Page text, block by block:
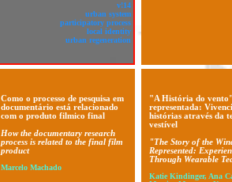
v!14
urban system
participatory process
local identity
urban regeneration
Como o processo de pesquisa em
documentário está relacionado
com o produto filmico final
How the documentary research
process is related to the final film
product
Marcelo Machado
"A História do
representada:
histórias através da
vestível
"The Story of the
Represented:
Through Wearable
Katie Kindinger, Ana